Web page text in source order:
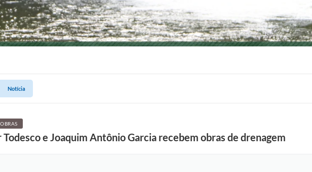
Notícia
OBRAS
Todesco e Joaquim Antônio Garcia recebem obras de drenagem